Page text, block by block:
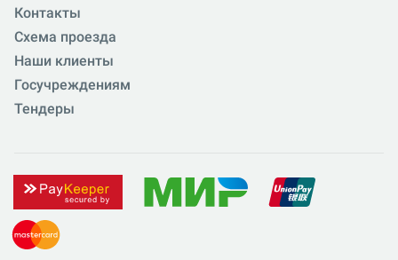
Контакты
Схема проезда
Наши клиенты
Госучреждениям
Тендеры